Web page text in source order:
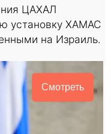
ЦАХАЛ
установку ХАМАС
на Израиль.
Смотреть